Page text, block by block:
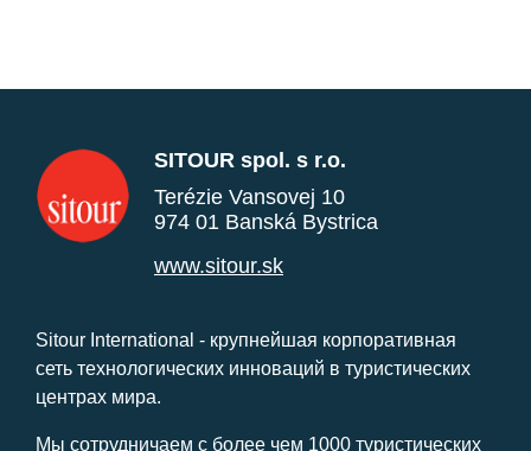
SITOUR spol. s r.o.
Terézie Vansovej 10
974 01 Banská Bystrica
www.sitour.sk
Sitour International - крупнейшая корпоративная
сеть технологических инноваций в туристических
центрах мира.
Мы сотрудничаем с более чем 1000 туристических